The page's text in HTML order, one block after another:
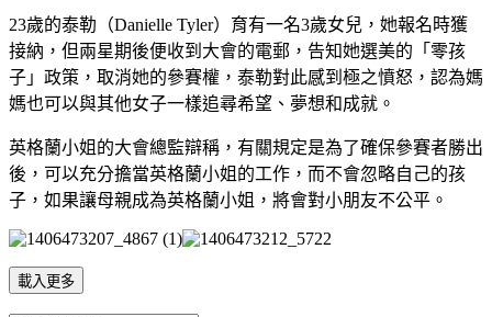
23歲的泰勒（Danielle Tyler）育有一名3歲女兒，她報名時獲
接納，但兩星期後便收到大會的電郵，告知她選美的「零孩
子」政策，取消她的參賽權，泰勒對此感到極之憤怒，認為媽
媽也可以與其他女子一樣追尋希望、夢想和成就。
英格蘭小姐的大會總監辯稱，有關規定是為了確保參賽者勝出
後，可以充分擔當英格蘭小姐的工作，而不會忽略自己的孩
子，如果讓母親成為英格蘭小姐，將會對小朋友不公平。
載入更多